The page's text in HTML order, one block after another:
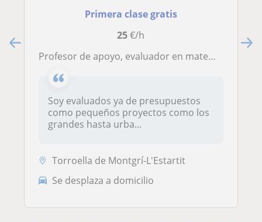
Primera clase gratis
25€/h
Profesor de apoyo, evaluador en matemáticas y calculo
Soy evaluados ya de presupuestos
como pequeños proyectos como los
grandes hasta urba...
Torroella de Montgrí-L'Estartit
Se desplaza a domicilio